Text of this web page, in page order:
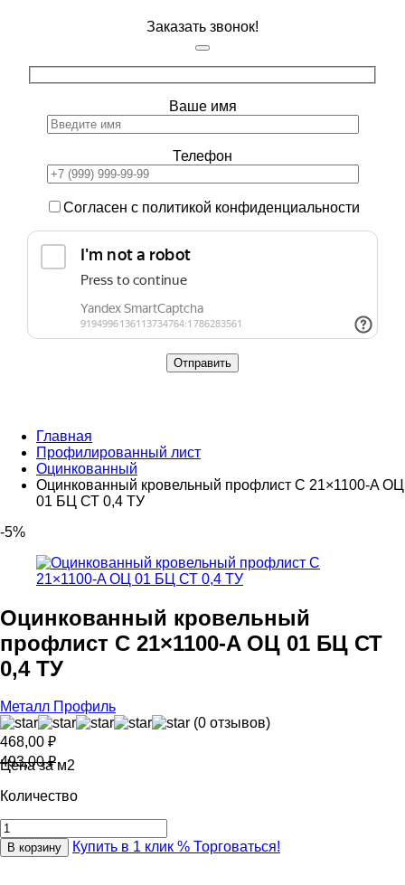
Заказать звонок!
Ваше имя
Телефон
Согласен с политикой конфиденциальности
Главная
Профилированный лист
Оцинкованный
Оцинкованный кровельный профлист С 21×1100-A ОЦ
01 БЦ СТ 0,4 ТУ
-5%
Оцинкованный кровельный
профлист С 21×1100-A ОЦ 01 БЦ СТ
0,4 ТУ
Металл Профиль
(0 отзывов)
468,00 ₽
493,00₽
Цена за м2
Количество
В корзину Купить в 1 клик % Торговаться!